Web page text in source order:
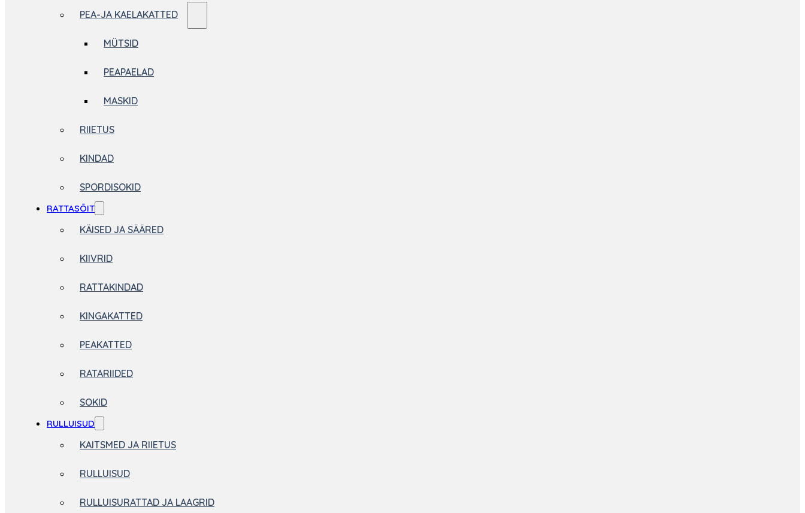
PEA-JA KAELAKATTED
MÜTSID
PEAPAELAD
MASKID
RIIETUS
KINDAD
SPORDISOKID
RATTASÕIT
KÄISED JA SÄÄRED
KIIVRID
RATTAKINDAD
KINGAKATTED
PEAKATTED
RATARIIDED
SOKID
RULLUISUD
KAITSMED JA RIIETUS
RULLUISUD
RULLUISURATTAD JA LAAGRID